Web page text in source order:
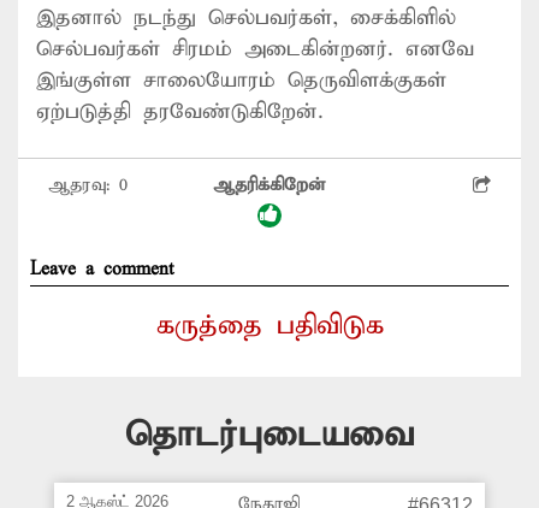
இதனால் நடந்து செல்பவர்கள், சைக்கிளில்
செல்பவர்கள் சிரமம் அடைகின்றனர். எனவே
இங்குள்ள சாலையோரம் தெருவிளக்குகள்
ஏற்படுத்தி தரவேண்டுகிறேன்.
ஆதரவு: 0 ஆதரிக்கிறேன்
Leave a comment
கருத்தை பதிவிடுக
தொடர்புடையவை
2 ஆகஸ்ட் 2026